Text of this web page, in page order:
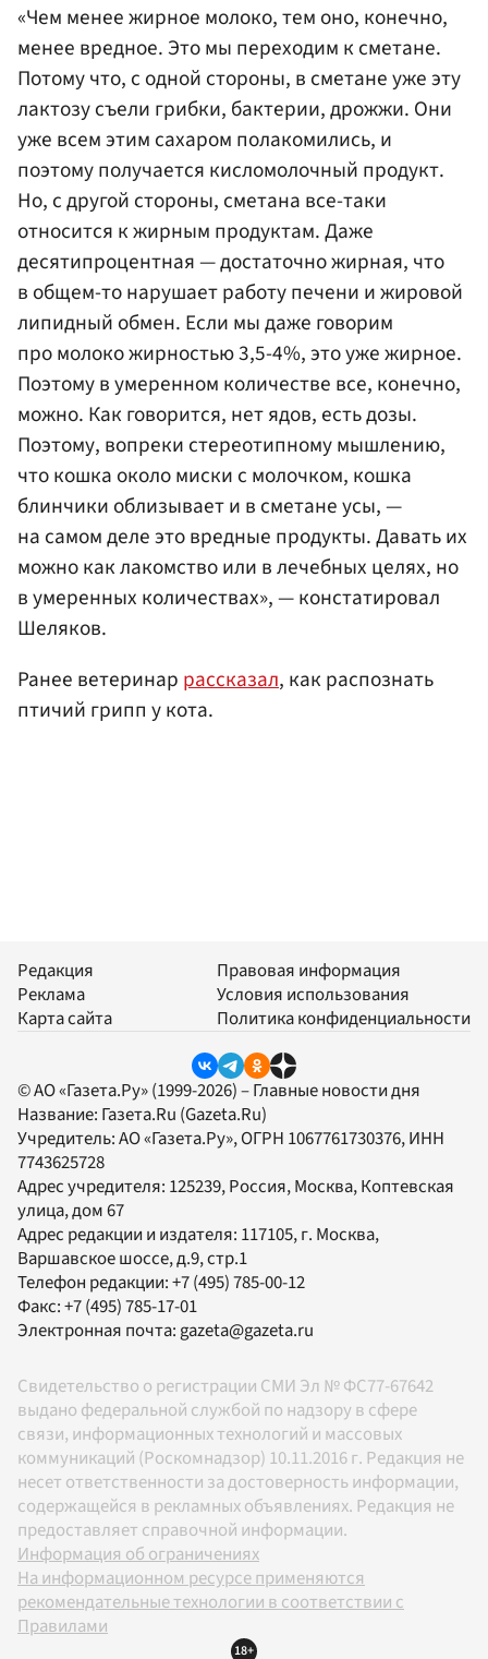
«Чем менее жирное молоко, тем оно, конечно,
менее вредное. Это мы переходим к сметане.
Потому что, с одной стороны, в сметане уже эту
лактозу съели грибки, бактерии, дрожжи. Они
уже всем этим сахаром полакомились, и
поэтому получается кисломолочный продукт.
Но, с другой стороны, сметана все-таки
относится к жирным продуктам. Даже
десятипроцентная — достаточно жирная, что
в общем-то нарушает работу печени и жировой
липидный обмен. Если мы даже говорим
про молоко жирностью 3,5-4%, это уже жирное.
Поэтому в умеренном количестве все, конечно,
можно. Как говорится, нет ядов, есть дозы.
Поэтому, вопреки стереотипному мышлению,
что кошка около миски с молочком, кошка
блинчики облизывает и в сметане усы, —
на самом деле это вредные продукты. Давать их
можно как лакомство или в лечебных целях, но
в умеренных количествах», — констатировал
Шеляков.
Ранее ветеринар рассказал, как распознать
птичий грипп у кота.
Редакция
Реклама
Карта сайта
Правовая информация
Условия использования
Политика конфиденциальности
© АО «Газета.Ру» (1999-2026) – Главные новости дня
Название: Газета.Ru (Gazeta.Ru)
Учредитель:АО «Газета.Ру», ОГРН 1067761730376, ИНН
7743625728
Адрес учредителя: 125239, Россия, Москва, Коптевская
улица, дом 67
Адрес редакции и издателя: 117105, г. Москва,
Варшавское шоссе, д.9, стр.1
Телефон редакции:+7 (495) 785-00-12
Факс:+7 (495) 785-17-01
Электронная почта:gazeta@gazeta.ru
Свидетельство о регистрации СМИ Эл № ФС77-67642
выдано федеральной службой по надзору в сфере
связи, информационных технологий и массовых
коммуникаций (Роскомнадзор) 10.11.2016 г. Редакция не
несет ответственности за достоверность информации,
содержащейся в рекламных объявлениях. Редакция не
предоставляет справочной информации.
Информация об ограничениях
На информационном ресурсе применяются
рекомендательные технологии в соответствии с
Правилами
18+